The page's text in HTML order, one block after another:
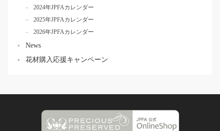
2024年JPFAカレンダー
2025年JPFAカレンダー
2026年JPFAカレンダー
News
花材購入応援キャンペーン